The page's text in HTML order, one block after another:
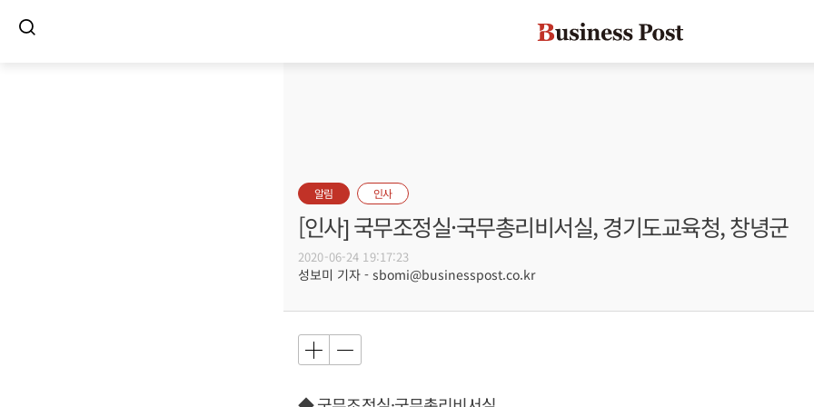
알림 인사
[인사] 국무조정실·국무총리비서실, 경기도교육청, 창녕군
2020-06-24 19:17:23
성보미 기자 - sbomi@businesspost.co.kr